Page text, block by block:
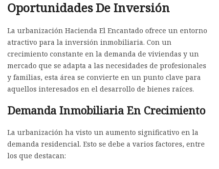
Oportunidades De Inversión
La urbanización Hacienda El Encantado ofrece un entorno
atractivo para la inversión inmobiliaria. Con un
crecimiento constante en la demanda de viviendas y un
mercado que se adapta a las necesidades de profesionales
y familias, esta área se convierte en un punto clave para
aquellos interesados en el desarrollo de bienes raíces.
Demanda Inmobiliaria En Crecimiento
La urbanización ha visto un aumento significativo en la
demanda residencial. Esto se debe a varios factores, entre
los que destacan: